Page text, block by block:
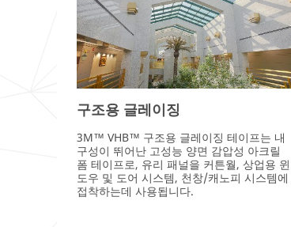
구조용 글레이징
3M™ VHB™ 구조용 글레이징 테이프는 내
구성이 뛰어난 고성능 양면 감압성 아크릴
폼 테이프로, 유리 패널을 커튼월, 상업용 윈
도우 및 도어 시스템, 천창/캐노피 시스템에
접착하는데 사용됩니다.